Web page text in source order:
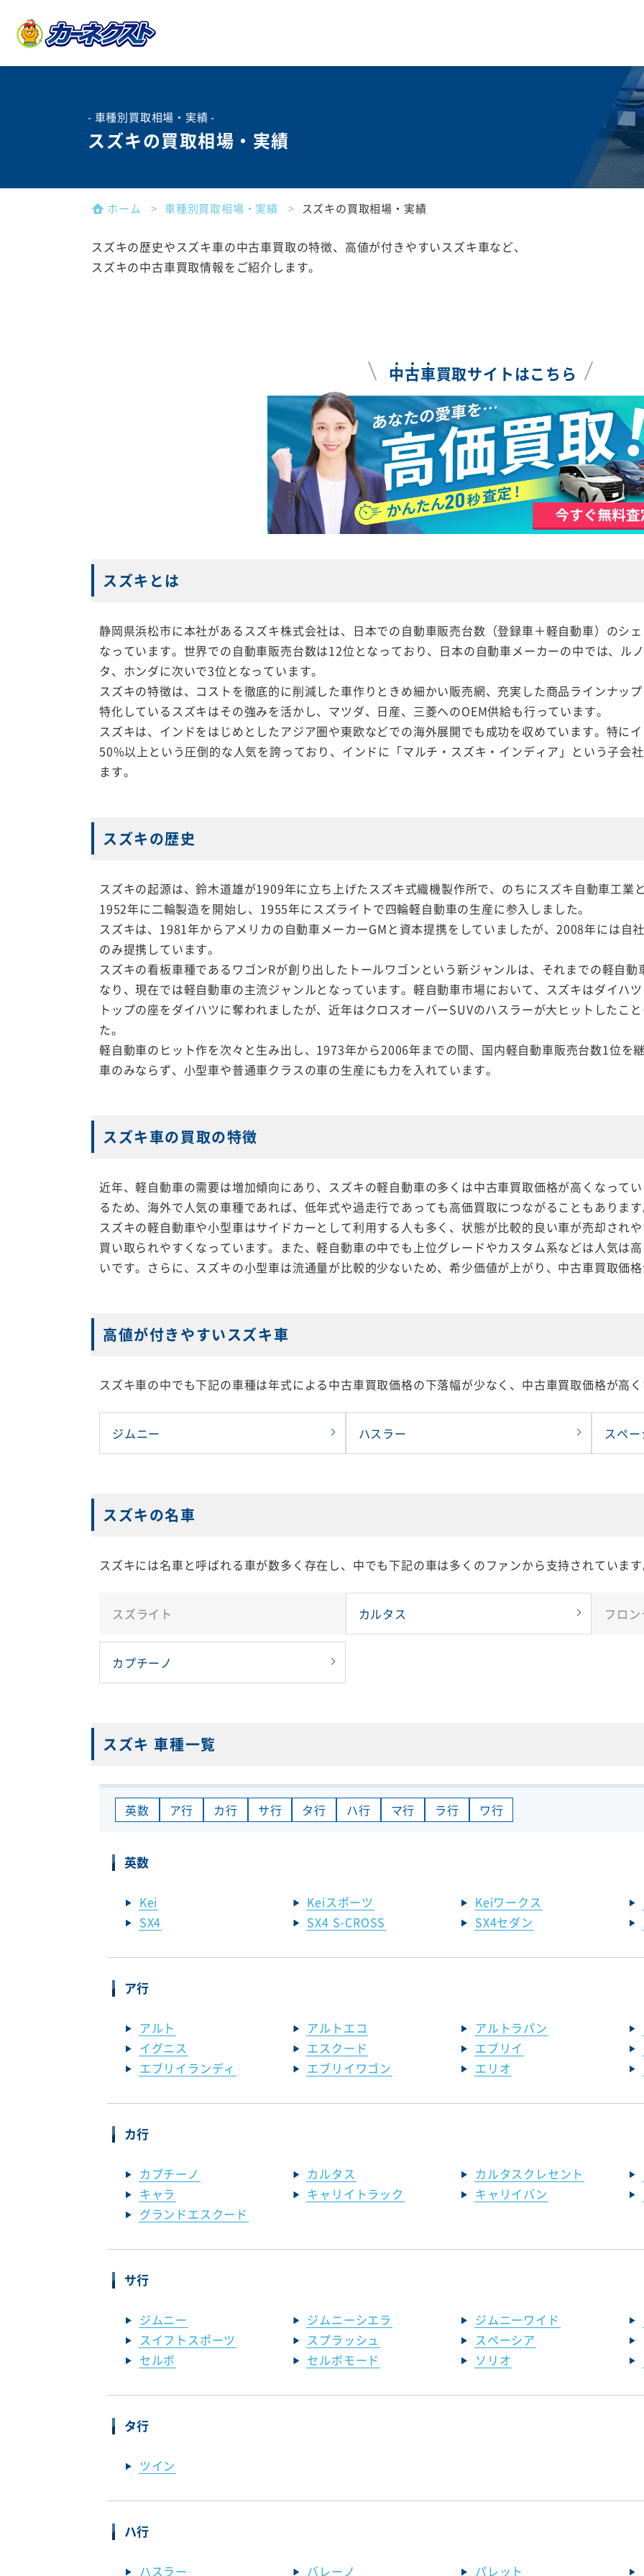
- 車種別買取相場・実績 -
スズキの買取相場・実績
ホーム 車種別買取相場・実績 スズキの買取相場・実績
スズキの歴史やスズキ車の中古車買取の特徴、高値が付きやすいスズキ車など、
スズキの中古車買取情報をご紹介します。
中古車買取サイトはこちら
スズキとは
静岡県浜松市に本社があるスズキ株式会社は、日本での自動車販売台数（登録車＋軽自動車）のシ
なっています。世界での自動車販売台数は12位となっており、日本の自動車メーカーの中では、ル
タ、ホンダに次いで3位となっています。
スズキの特徴は、コストを徹底的に削減した車作りときめ細かい販売網、充実した商品ラインナッ
特化しているスズキはその強みを活かし、マツダ、日産、三菱へのOEM供給も行っています。
スズキは、インドをはじめとしたアジア圏や東欧などでの海外展開でも成功を収めています。特に
50%以上という圧倒的な人気を誇っており、インドに「マルチ・スズキ・インディア」という子会
ます。
スズキの歴史
スズキの起源は、鈴木道雄が1909年に立ち上げたスズキ式織機製作所で、のちにスズキ自動車工業
1952年に二輪製造を開始し、1955年にスズライトで四輪軽自動車の生産に参入しました。
スズキは、1981年からアメリカの自動車メーカーGMと資本提携をしていましたが、2008年には自
のみ提携しています。
スズキの看板車種であるワゴンRが創り出したトールワゴンという新ジャンルは、それまでの軽自
なり、現在では軽自動車の主流ジャンルとなっています。軽自動車市場において、スズキはダイハ
トップの座をダイハツに奪われましたが、近年はクロスオーバーSUVのハスラーが大ヒットしたこ
た。
軽自動車のヒット作を次々と生み出し、1973年から2006年までの間、国内軽自動車販売台数1位を
車のみならず、小型車や普通車クラスの車の生産にも力を入れています。
スズキ車の買取の特徴
近年、軽自動車の需要は増加傾向にあり、スズキの軽自動車の多くは中古車買取価格が高くなって
るため、海外で人気の車種であれば、低年式や過走行であっても高価買取につながることもあります
スズキの軽自動車や小型車はサイドカーとして利用する人も多く、状態が比較的良い車が売却され
買い取られやすくなっています。また、軽自動車の中でも上位グレードやカスタム系などは人気は
いです。さらに、スズキの小型車は流通量が比較的少ないため、希少価値が上がり、中古車買取価
高値が付きやすいスズキ車
スズキ車の中でも下記の車種は年式による中古車買取価格の下落幅が少なく、中古車買取価格が高く
ジムニー ハスラー スペ
スズキの名車
スズキには名車と呼ばれる車が数多く存在し、中でも下記の車は多くのファンから支持されています
スズライト カルタス フロン
カプチーノ
スズキ 車種一覧
英数 ア行 カ行 サ行 タ行 ハ行 マ行 ラ行 ワ行
英数
Kei Keiスポーツ Keiワークス
SX4
SX4 S-CROSS SX4セダン
ア行
アルト アルトエコ アルトラパン
イグニス
エスクード エブリイ
エブリイランディ
エブリイワゴン エリオ
カ行
カプチーノ カルタス カルタスクレセント
キャラ
キャリイトラック キャリイバン
グランドエスクード
サ行
ジムニー ジムニーシエラ ジムニーワイド
スイフトスポーツ
スプラッシュ スペーシア
セルボ
セルボモード ソリオ
タ行
ツイン
ハ行
ハスラー バレーノ パレット